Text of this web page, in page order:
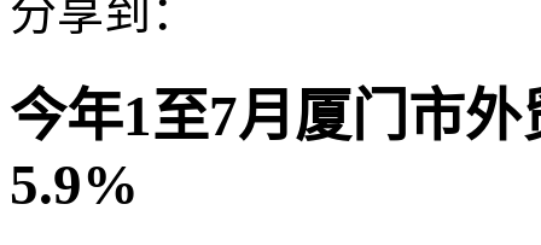
分享到：
今年1至7月厦门市
5.9%